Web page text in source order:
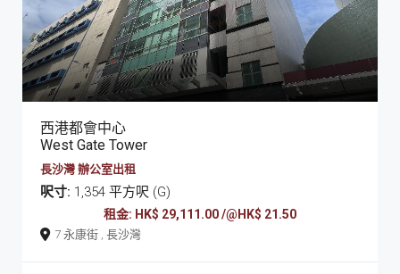
西港都會中心
West Gate Tower
長沙灣 辦公室出租
呎寸: 1,354 平方呎 (G)
租金: HK$ 29,111.00 /@HK$ 21.50
7 永康街 , 長沙灣